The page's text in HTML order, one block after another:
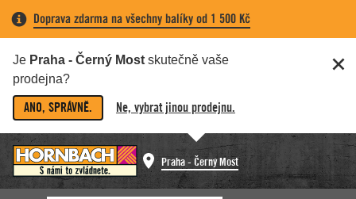
Doprava zdarma na všechny balíky od 1 500 Kč
Je Praha - Černý Most skutečně vaše
prodejna?
ANO, SPRÁVNĚ. Ne, vybrat jinou prodejnu.
Praha - Černý Most